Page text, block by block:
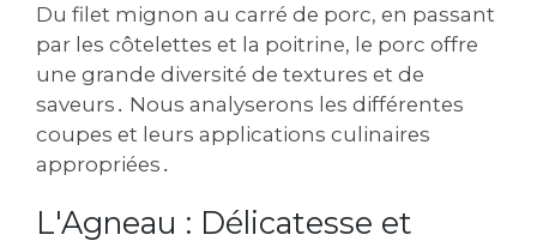
Du filet mignon au carré de porc, en passant
par les côtelettes et la poitrine, le porc offre
une grande diversité de textures et de
saveurs․ Nous analyserons les différentes
coupes et leurs applications culinaires
appropriées․
L'Agneau : Délicatesse et